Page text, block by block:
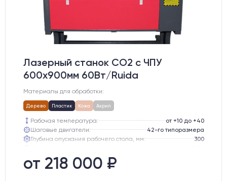
Лазерный станок CO2 c ЧПУ
600х900мм 60Вт/Ruida
Материалы для обработки:
Дерево Пластик Кожа Акрил
Рабочая температура:
от +10 до +40
Шаговые двигатели:
42-го типоразмера
Глубина опускания рабочего стола, мм:
300
Направляющие оси Х:
Точность позиционирования, мм:
от 218 000 ₽